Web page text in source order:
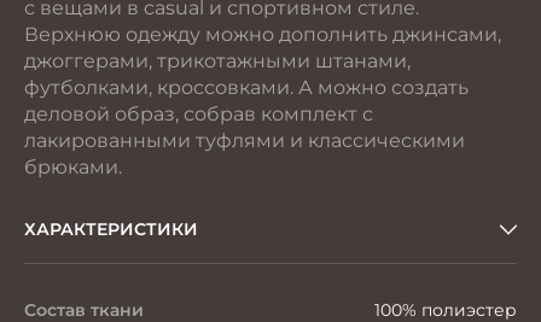
с вещами в casual и спортивном стиле.
Верхнюю одежду можно дополнить джинсами,
джоггерами, трикотажными штанами,
футболками, кроссовками. А можно создать
деловой образ, собрав комплект с
лакированными туфлями и классическими
брюками.
ХАРАКТЕРИСТИКИ
Состав ткани 100% полиэстер